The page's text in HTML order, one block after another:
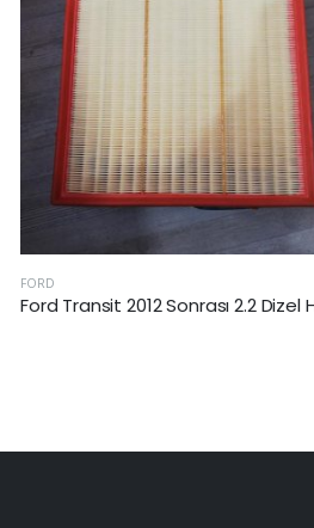
Ford Transit 2012 Sonrası 2.2 Dizel Hava Filtresi